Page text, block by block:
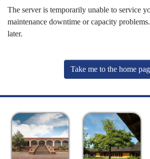
The server is temporarily unable to service
maintenance downtime or capacity
later.
Take me to the home